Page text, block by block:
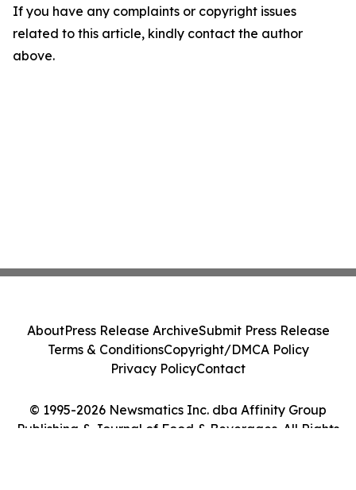
If you have any complaints or copyright issues
related to this article, kindly contact the author
above.
© 1995-2026 Newsmatics Inc. dba Affinity Group
Publishing & Journal of Food & Beverages. All Rights
AboutPress Release ArchiveSubmit Press Release
Terms & ConditionsCopyright/DMCA Policy
Privacy PolicyContact